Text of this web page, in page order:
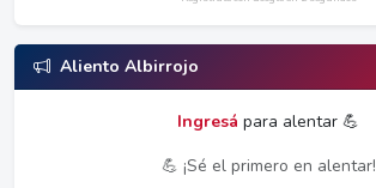
Aliento Albirrojo
Ingresá para alentar 💪
💪 ¡Sé el primero en alentar!